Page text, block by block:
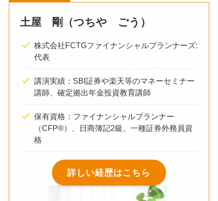
土屋 剛（つちや ごう）
株式会社FCTGファイナンシャルプランナーズ:
代表
講演実績：SBI証券や楽天等のマネーセミナー
講師、確定拠出年金投資教育講師
保有資格：ファイナンシャルプランナー
（CFP®）、日商簿記2級、一種証券外務員資
格
詳しい経歴はこちら